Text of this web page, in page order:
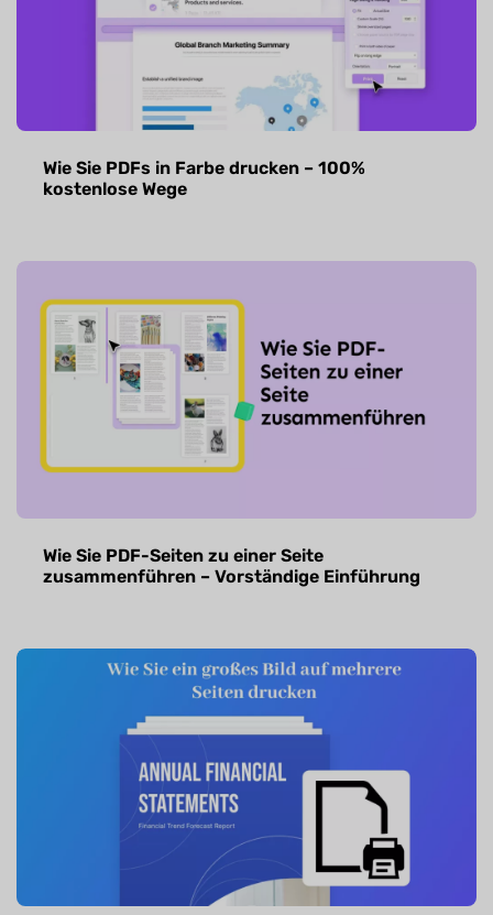
Wie Sie PDFs in Farbe drucken – 100%
kostenlose Wege
Wie Sie PDF-Seiten zu einer Seite
zusammenführen – Vorständige Einführung